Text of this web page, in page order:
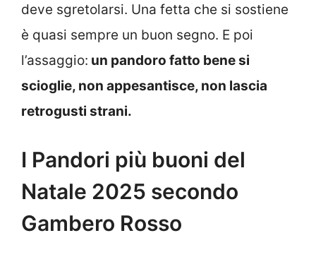
deve sgretolarsi. Una fetta che si sostiene
è quasi sempre un buon segno. E poi
l’assaggio: un pandoro fatto bene si
scioglie, non appesantisce, non lascia
retrogusti strani.
I Pandori più buoni del
Natale 2025 secondo
Gambero Rosso